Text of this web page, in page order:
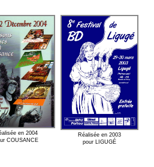
en 2004
COUSANCE
Réalisée en 2003
pour LIGUGÉ